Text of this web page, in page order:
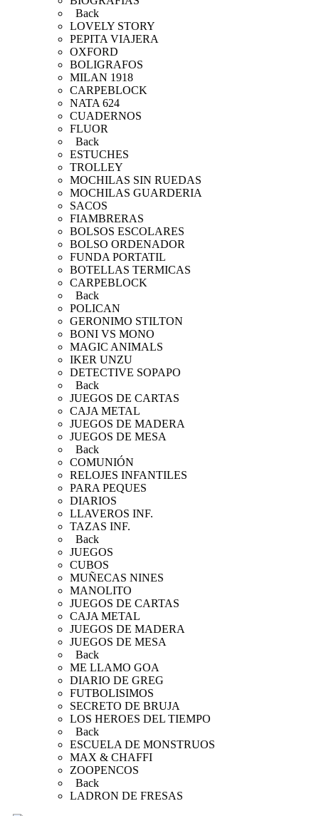
Back
LOVELY STORY
PEPITA VIAJERA
OXFORD
BOLIGRAFOS
MILAN 1918
CARPEBLOCK
NATA 624
CUADERNOS
FLUOR
Back
ESTUCHES
TROLLEY
MOCHILAS SIN RUEDAS
MOCHILAS GUARDERIA
SACOS
FIAMBRERAS
BOLSOS ESCOLARES
BOLSO ORDENADOR
FUNDA PORTATIL
BOTELLAS TERMICAS
CARPEBLOCK
Back
POLICAN
GERONIMO STILTON
BONI VS MONO
MAGIC ANIMALS
IKER UNZU
DETECTIVE SOPAPO
Back
JUEGOS DE CARTAS
CAJA METAL
JUEGOS DE MADERA
JUEGOS DE MESA
Back
COMUNIÓN
RELOJES INFANTILES
PARA PEQUES
DIARIOS
LLAVEROS INF.
TAZAS INF.
Back
JUEGOS
CUBOS
MUÑECAS NINES
MANOLITO
JUEGOS DE CARTAS
CAJA METAL
JUEGOS DE MADERA
JUEGOS DE MESA
Back
ME LLAMO GOA
DIARIO DE GREG
FUTBOLISIMOS
SECRETO DE BRUJA
LOS HEROES DEL TIEMPO
Back
ESCUELA DE MONSTRUOS
MAX & CHAFFI
ZOOPENCOS
Back
LADRON DE FRESAS